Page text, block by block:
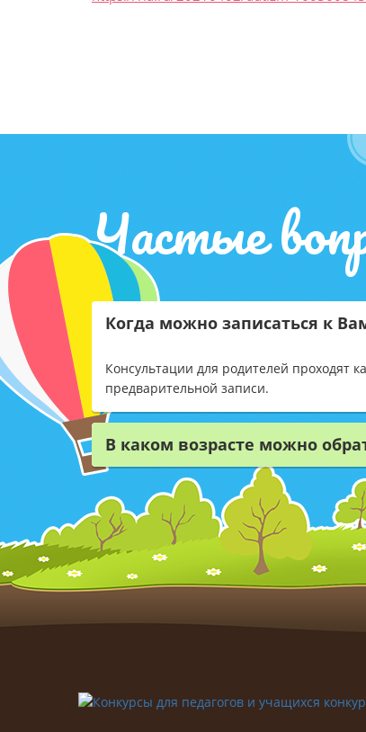
Частые
Когда можно записаться к
Консультации для родителей проходят
предварительной записи.
В каком возрасте можно